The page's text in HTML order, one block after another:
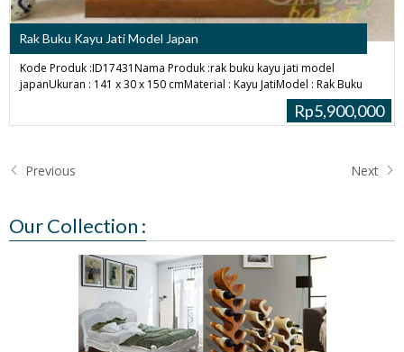
Rak Buku Kayu Jati Model Japan
Kode Produk :ID17431Nama Produk :rak buku kayu jati model
japanUkuran : 141 x 30 x 150 cmMaterial : Kayu JatiModel : Rak Buku
Rp5,900,000
Previous Next
Our Collection :